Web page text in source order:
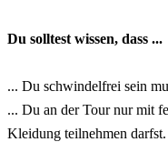
Du solltest wissen, dass ...
... Du schwindelfrei sein
... Du an der Tour nur mit
Kleidung teilnehmen darfst.